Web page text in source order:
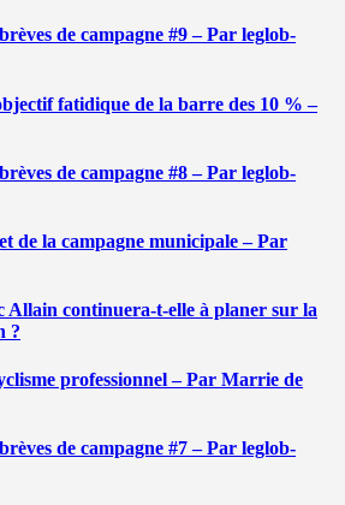
de campagne #9 – Par leglob-
fatidique de la barre des 10 % –
de campagne #8 – Par leglob-
de la campagne municipale – Par
Allain continuera-t-elle à planer sur la
?
professionnel – Par Marrie de
de campagne #7 – Par leglob-